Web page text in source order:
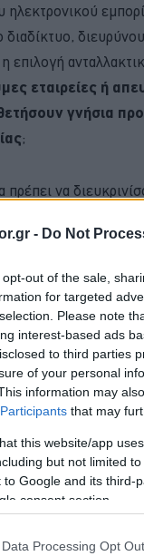
- Do Not
opt-out of the sale,
for targeted
Please note
interest-based ads
to third parties
of your personal
information may
that may
this website/app
but not limited
to Google and its third-
consent section.
Processing Opt
ηλεκτρονικού
επιλογή
εταιρείες ή
γνήσια
;
να
πολύ καλά
βλάβες στο
στις
στο
ΟΙΚΟΓΕΝΕΙΑΚΟ SUV
ΑΠΟ 16.450 ΕΥΡΩ
ΤΑ ΝΕΑ ΜΟΝΤΕΛΑ ΤΗΣ